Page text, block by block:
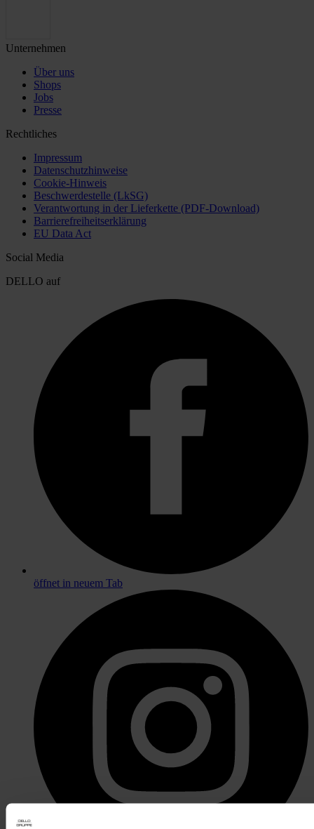
Unternehmen
Über uns
Shops
Jobs
Presse
Rechtliches
Impressum
Datenschutzhinweise
Cookie-Hinweis
Beschwerdestelle (LkSG)
Verantwortung in der Lieferkette (PDF-Download)
Barrierefreiheitserklärung
EU Data Act
Social Media
DELLO auf
öffnet in neuem Tab